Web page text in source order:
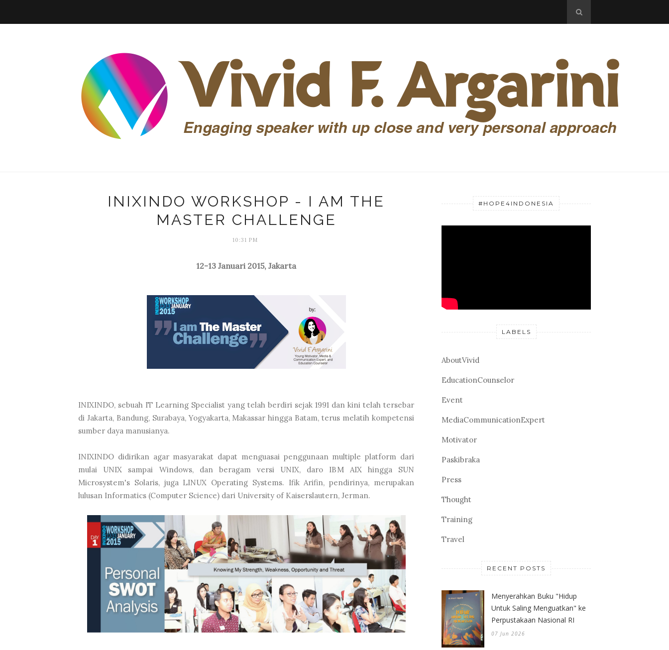
INIXINDO WORKSHOP - I AM THE
MASTER CHALLENGE
10:31 PM
12-13 Januari 2015, Jakarta
INIXINDO, sebuah IT Learning Specialist yang telah berdiri sejak 1991 dan kini telah tersebar
di Jakarta, Bandung, Surabaya, Yogyakarta, Makassar hingga Batam, terus melatih kompetensi
sumber daya manusianya.
INIXINDO didirikan agar masyarakat dapat menguasai penggunaan multiple platform dari
mulai UNIX sampai Windows, dan beragam versi UNIX, daro IBM AIX hingga SUN
Microsystem's Solaris, juga LINUX Operating Systems. Ifik Arifin, pendirinya, merupakan
lulusan Informatics (Computer Science) dari University of Kaiserslautern, Jerman.
#HOPE4INDONESIA
LABELS
AboutVivid
EducationCounselor
Event
MediaCommunicationExpert
Motivator
Paskibraka
Press
Thought
Training
Travel
RECENT POSTS
Menyerahkan Buku "Hidup
Untuk Saling Menguatkan" ke
Perpustakaan Nasional RI
07 Jun 2026